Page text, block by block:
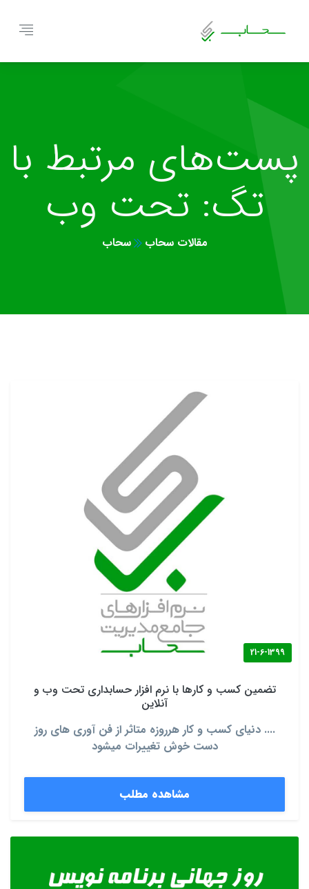
پست‌های مرتبط با
تگ: تحت وب
مقالات سحاب سحاب
21-6-1399
تضمین کسب و کارها با نرم افزار حسابداری تحت وب و
آنلاین
.... دنیای کسب و کار هرروزه متاثر از فن آوری های روز
دست خوش تغییرات میشود
مشاهده مطلب